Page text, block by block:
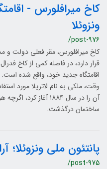
کاخ میرافلورس -
ونزوئلا
/post-976
کاخ میرافلورس، مقر فعلی دولت و
قرار دارد، در فاصله کمی از کاخ
اقامتگاه جدید خود، واقع شده
وقت، ملکی به نام لاتریلا مورد
آن را در سال ۱۸۸۴
ساختمان درگذشت.
پانتئون ملی ونزوئلا؛
/post-975